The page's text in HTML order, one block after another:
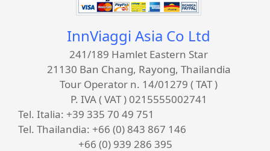
InnViaggi Asia Co Ltd
241/189 Hamlet Eastern Star
21130 Ban Chang, Rayong, Thailandia
Tour Operator n. 14/01279 ( TAT )
P. IVA ( VAT ) 0215555002741
Tel. Italia: +39 335 70 49 751
Tel. Thailandia: +66 (0) 843 867 146
+66 (0) 939 286 395